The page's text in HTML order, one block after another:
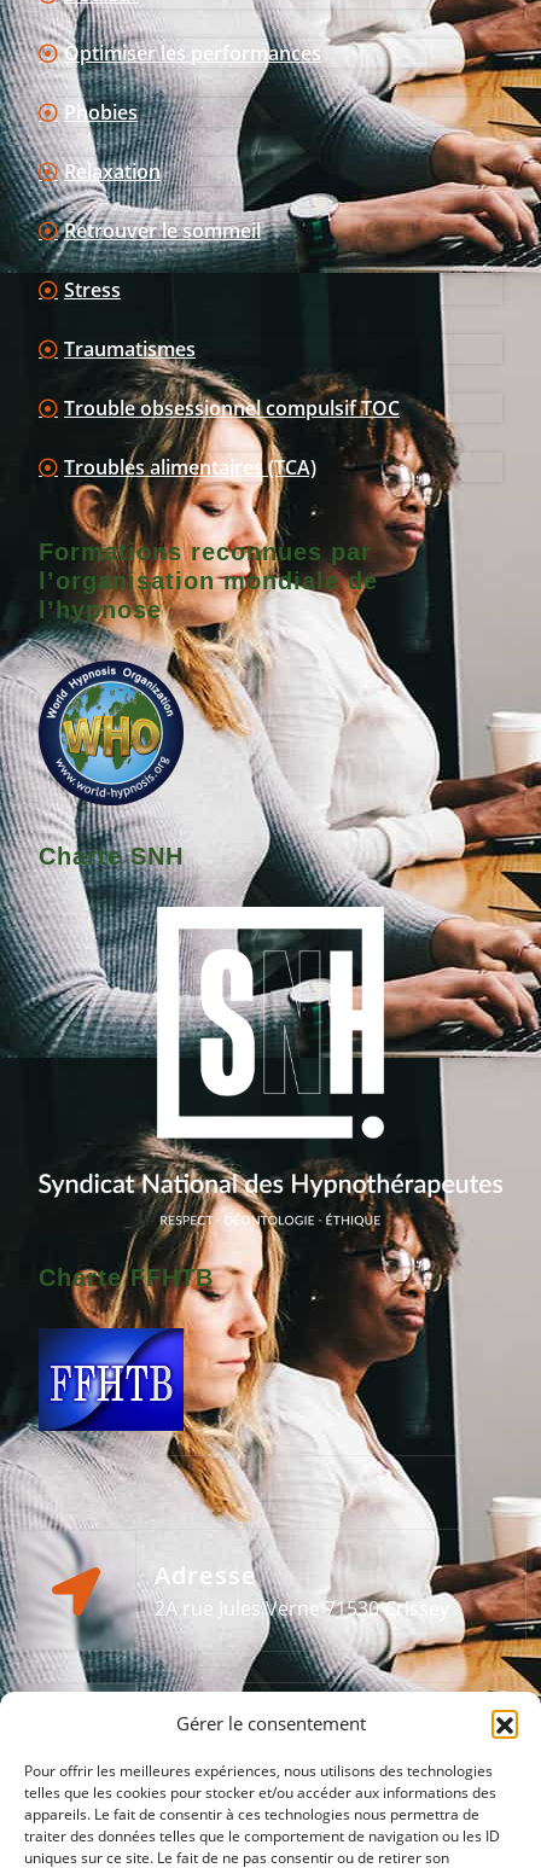
Gérer le consentement
Pour offrir les meilleures expériences, nous utilisons des technologies
telles que les cookies pour stocker et/ou accéder aux informations des
appareils. Le fait de consentir à ces technologies nous permettra de
traiter des données telles que le comportement de navigation ou les ID
uniques sur ce site. Le fait de ne pas consentir ou de retirer son
Optimiser les performances
Phobies
Relaxation
Retrouver le sommeil
Stress
Traumatismes
Trouble obsessionnel compulsif TOC
Troubles alimentaires (TCA)
Formations reconnues par
l’organisation mondiale de
l’hypnose
Charte SNH
Charte FFHTB
Adresse
2A rue Jules Verne 71530 Crissey
E-mail
acbrevolution@gmail.com